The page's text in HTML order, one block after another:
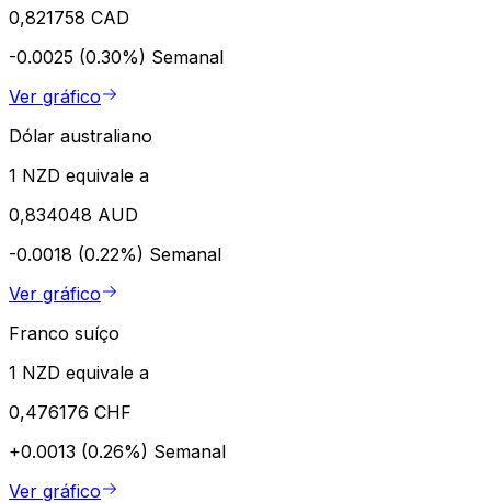
0,821758 CAD
-0.0025 (0.30%) Semanal
Ver gráfico
Dólar australiano
1 NZD equivale a
0,834048 AUD
-0.0018 (0.22%) Semanal
Ver gráfico
Franco suíço
1 NZD equivale a
0,476176 CHF
+0.0013 (0.26%) Semanal
Ver gráfico